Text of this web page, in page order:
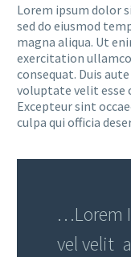
Lorem ipsum dolor
sed do eiusmod
magna aliqua. Ut
exercitation
consequat. Duis
voluptate velit esse
Excepteur sint
culpa qui officia
…Lorem
vel velit